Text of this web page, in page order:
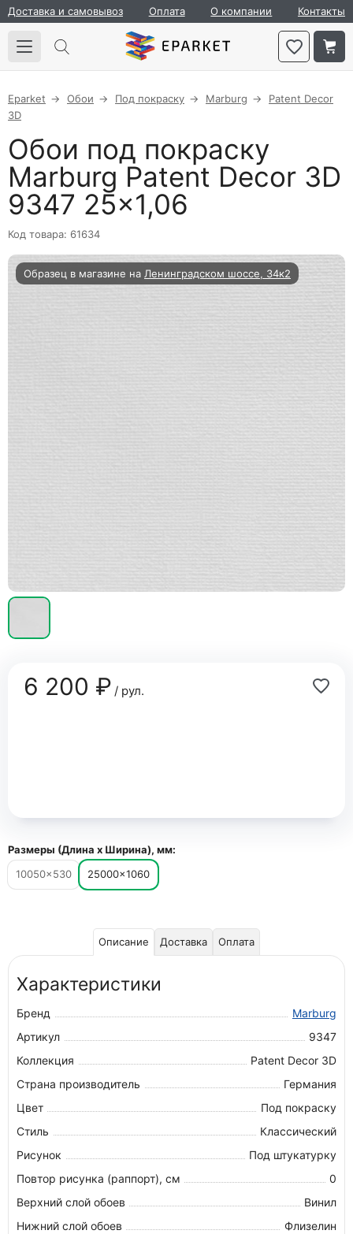
Доставка и самовывоз Оплата О компании Контакты
Eparket Обои Под покраску Marburg
Patent Decor
3D
Обои под покраску
Marburg Patent Decor 3D
9347 25×1,06
Код товара: 61634
Образец в магазине на Ленинградском шоссе, 34к2
6 200 ₽/ рул.
Размеры (Длина х Ширина), мм:
10050×530
25000×1060
Описание Доставка Оплата
Характеристики
Бренд
Marburg
Артикул
9347
Коллекция
Patent Decor 3D
Страна производитель
Германия
Цвет
Под покраску
Стиль
Классический
Рисунок
Под штукатурку
Повтор рисунка (раппорт), см
0
Верхний слой обоев
Винил
Нижний слой обоев
Флизелин